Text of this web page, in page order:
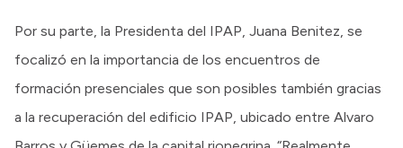
Por su parte, la Presidenta del IPAP, Juana Benitez, se
focalizó en la importancia de los encuentros de
formación presenciales que son posibles también gracias
a la recuperación del edificio IPAP, ubicado entre Alvaro